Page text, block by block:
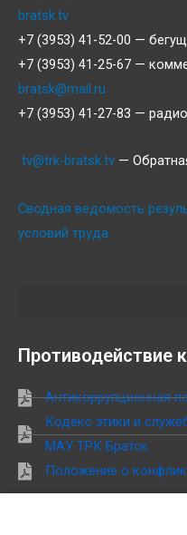
bratsk.tv
+7 (3953) 41-52-00 —
+7 (3953) 41-25-67 —
bratsk@mail.ru
+7 (3953) 41-27-83 — радио
tv@trk-bratsk.tv —
Сводная ведомость
условий труда
Противодействие
Антикоррупционная
Кодекс этики и
МАУ ТРК Братск
Положение о